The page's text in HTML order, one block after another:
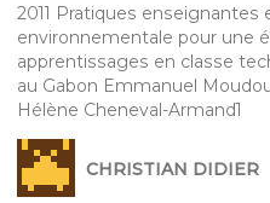
2011 Pratiques enseignantes
environnementale pour une
apprentissages en classe
au Gabon Emmanuel
Hélène Cheneval-Armand1
CHRISTIAN DIDIER